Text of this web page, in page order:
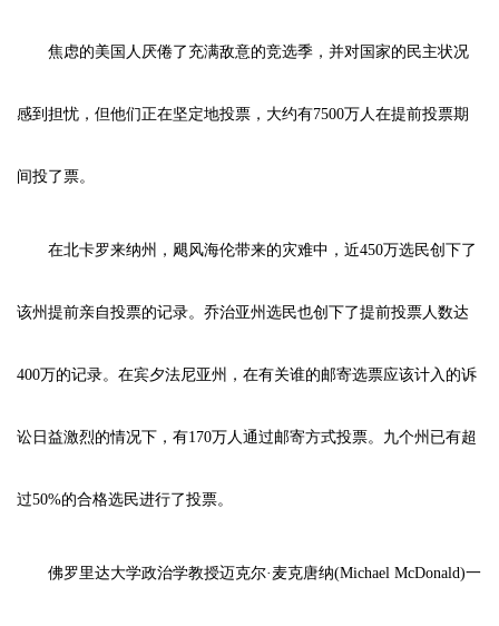
焦虑的美国人厌倦了充满敌意的竞选季，并对国家的民主状况
感到担忧，但他们正在坚定地投票，大约有7500万人在提前投票期
间投了票。
在北卡罗来纳州，飓风海伦带来的灾难中，近450万选民创下了
该州提前亲自投票的记录。乔治亚州选民也创下了提前投票人数达
400万的记录。在宾夕法尼亚州，在有关谁的邮寄选票应该计入的诉
讼日益激烈的情况下，有170万人通过邮寄方式投票。九个州已有超
过50%的合格选民进行了投票。
佛罗里达大学政治学教授迈克尔·麦克唐纳(Michael McDonald)一